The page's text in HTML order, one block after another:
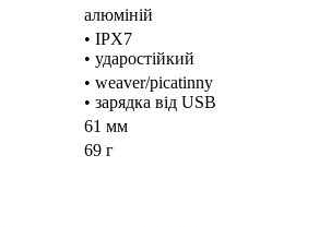
алюміній
• IPX7
• ударостійкий
• weaver/picatinny
• зарядка від USB
61 мм
69 г